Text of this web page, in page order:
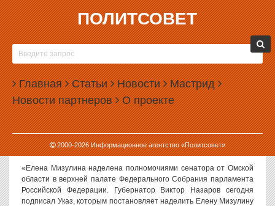
ПОЛИТСОВЕТ
Главная Статьи Новости Мастрид
Новости партнеров О проекте
2000-2026Информационное агентство «Политсовет»
23.09.2015, 17:09
ЕЛЕНА МИЗУЛИНА НАЗНАЧЕНА СЕНАТОРОМ
Глава комитета Госдумы по вопросам семьи Елена Мизулина
назначена членом Совета Федерации. В ближайшее время ей
нужно будет сдать депутатский мандат и покинуть нижнюю
палату парламента.
Мизулина, как и ожидалось, стала сенатором от Омской области.
Ее кандидатуру утвердил омский губернатор Виктор Назаров.
«Елена Мизулина наделена полномочиями сенатора от Омской
области в верхней палате Федерального Собрания парламента
Российской Федерации. Губернатор Виктор Назаров сегодня
подписал Указ, которым постановляет наделить Елену Мизулину